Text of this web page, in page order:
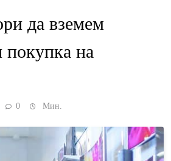
да вземем
покупка на
0 Мин.